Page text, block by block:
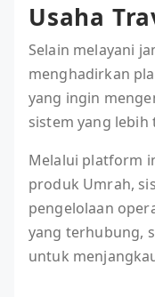
Usaha
Selain melayani
menghadirkan
yang ingin
sistem yang
Melalui platform
produk Umrah,
pengelolaan
yang terhubung,
untuk